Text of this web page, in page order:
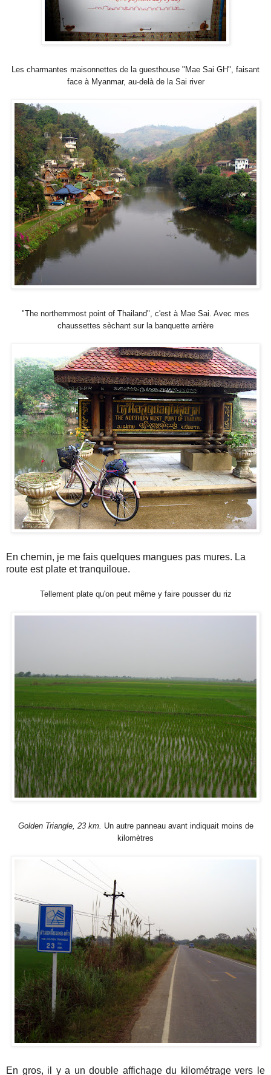
Les charmantes maisonnettes de la guesthouse "Mae Sai GH", faisant
face à Myanmar, au-delà de la Sai river
"The northernmost point of Thailand", c'est à Mae Sai. Avec mes
chaussettes sèchant sur la banquette arrière
En chemin, je me fais quelques mangues pas mures. La
route est plate et tranquiloue.
Tellement plate qu'on peut même y faire pousser du riz
Golden Triangle, 23 km. Un autre panneau avant indiquait moins de
kilomètres
En gros, il y a un double affichage du kilométrage vers le